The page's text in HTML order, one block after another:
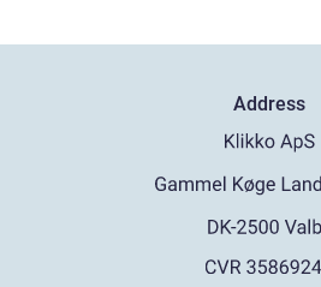
Address